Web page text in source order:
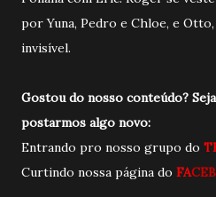
por Yuna, Pedro e Chloe, e Otto,
invisível.
Gostou do nosso conteúdo?
postarmos algo novo:
Entrando pro nosso grupo do
Curtindo nossa página do FA